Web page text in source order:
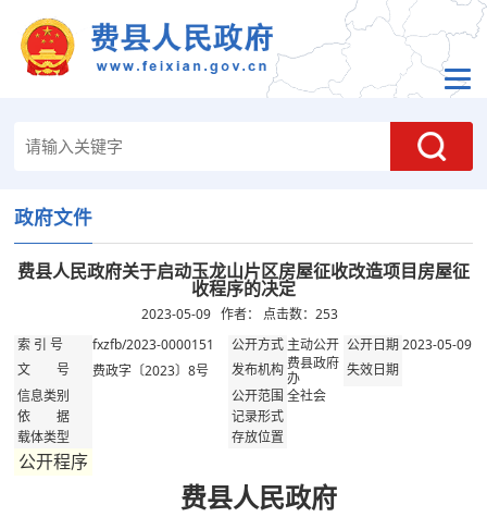
政府文件
费县人民政府关于启动玉龙山片区房屋征收改造项目房屋征
收程序的决定
2023-05-09 作者： 点击数：253
索 引 号 fxzfb/2023-0000151 公开方式 主动公开 公开日期2023-05-09
文 号 费政字〔2023〕8号 发布机构费县政府
办
失效日期
信息类别
公开范围全社会
依 据
记录形式
载体类型
存放位置
公开程序
费县人民政府